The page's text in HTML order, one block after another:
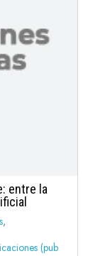
entre la
,
(pub